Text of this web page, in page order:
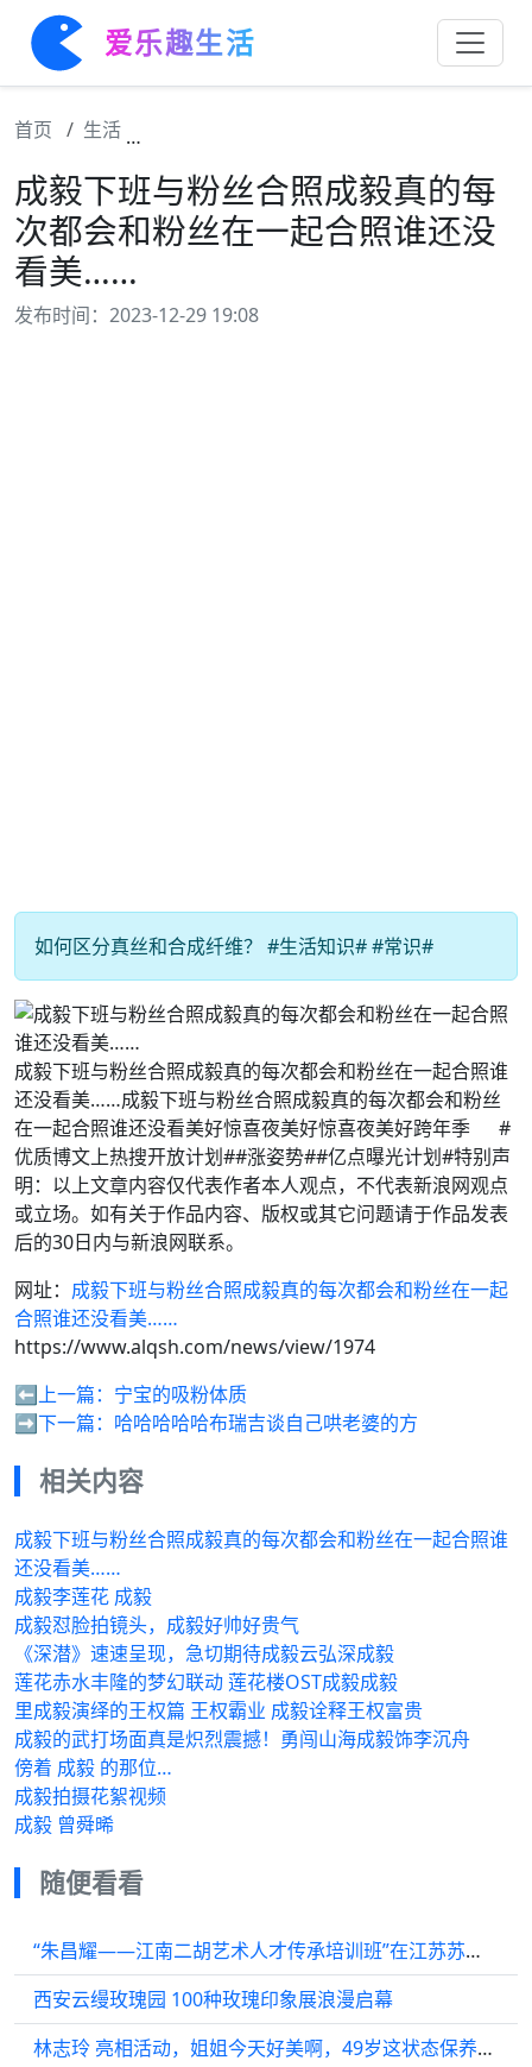
爱乐趣生活
首页 生活
成毅下班与粉丝合照成毅真的每
次都会和粉丝在一起合照谁还没
看美……
发布时间：2023-12-29 19:08
如何区分真丝和合成纤维？ #生活知识# #常识#
成毅下班与粉丝合照成毅真的每次都会和粉丝在一起合照谁
还没看美……成毅下班与粉丝合照成毅真的每次都会和粉丝
在一起合照谁还没看美好惊喜夜美好惊喜夜美好跨年季 ​​​ ​​​ ​​​#
优质博文上热搜开放计划##涨姿势##亿点曝光计划#特别声
明：以上文章内容仅代表作者本人观点，不代表新浪网观点
或立场。如有关于作品内容、版权或其它问题请于作品发表
后的30日内与新浪网联系。
网址： 成毅下班与粉丝合照成毅真的每次都会和粉丝在一起
合照谁还没看美……
https://www.alqsh.com/news/view/1974
⬅️上一篇： 宁宝的吸粉体质
➡️下一篇： 哈哈哈哈哈布瑞吉谈自己哄老婆的方
相关内容
成毅下班与粉丝合照成毅真的每次都会和粉丝在一起合照谁
还没看美……
成毅李莲花 成毅
成毅怼脸拍镜头，成毅好帅好贵气
《深潜》速速呈现，急切期待成毅云弘深成毅
莲花赤水丰隆的梦幻联动 莲花楼OST成毅成毅
里成毅演绎的王权篇 王权霸业 成毅诠释王权富贵
成毅的武打场面真是炽烈震撼！勇闯山海成毅饰李沉舟
傍着 成毅 的那位…
成毅拍摄花絮视频
成毅 曾舜晞
随便看看
“朱昌耀——江南二胡艺术人才传承培训班”在江苏苏州启动招生
西安云缦玫瑰园 100种玫瑰印象展浪漫启幕
林志玲 亮相活动，姐姐今天好美啊，49岁这状态保养的是真好…